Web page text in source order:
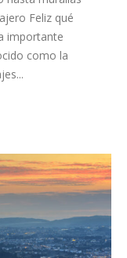
Feliz qué
importante
como la